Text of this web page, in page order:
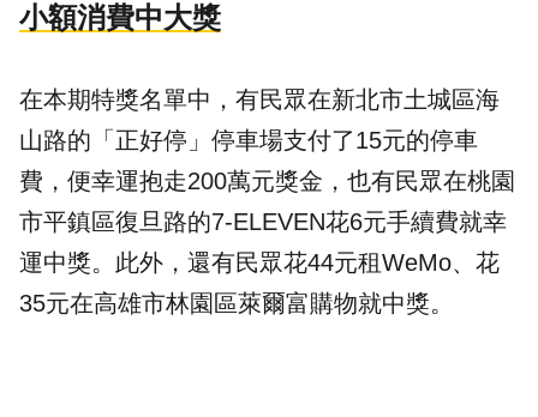
小額消費中大獎
在本期特獎名單中，有民眾在新北市土城區海
山路的「正好停」停車場支付了15元的停車
費，便幸運抱走200萬元獎金，也有民眾在桃園
市平鎮區復旦路的7-ELEVEN花6元手續費就幸
運中獎。此外，還有民眾花44元租WeMo、花
35元在高雄市林園區萊爾富購物就中獎。